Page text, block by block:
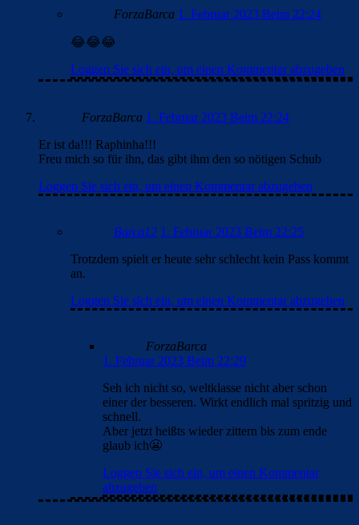
ForzaBarca 1. Februar 2023 Beim 22:24
😂😂😂
Loggen Sie sich ein, um einen Kommentar abzugeben
ForzaBarca 1. Februar 2023 Beim 22:24
Er ist da!!! Raphinha!!!
Freu mich so für ihn, das gibt ihm den so nötigen Schub
Loggen Sie sich ein, um einen Kommentar abzugeben
Barca12 1. Februar 2023 Beim 22:25
Trotzdem spielt er heute sehr schlecht kein Pass kommt
an.
Loggen Sie sich ein, um einen Kommentar abzugeben
ForzaBarca
1. Februar 2023 Beim 22:29
Seh ich nicht so, weltklasse nicht aber schon
einer der besseren. Wirkt endlich mal spritzig und
schnell.
Aber jetzt heißts wieder zittern bis zum ende
glaub ich😬
Loggen Sie sich ein, um einen Kommentar
abzugeben